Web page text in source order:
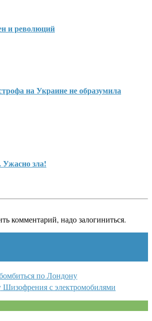
и революций
на Украине не образумила
зла!
комментарий, надо залогиниться.
по Лондону
Шизофрения с электромобилями